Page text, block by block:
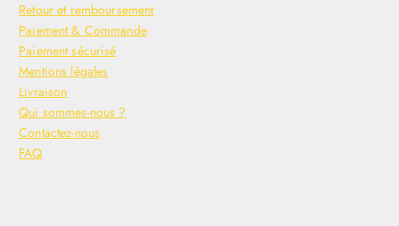
Retour et remboursement
Paiement & Commande
Paiement sécurisé
Mentions légales
Livraison
Qui sommes-nous ?
Contactez-nous
FAQ